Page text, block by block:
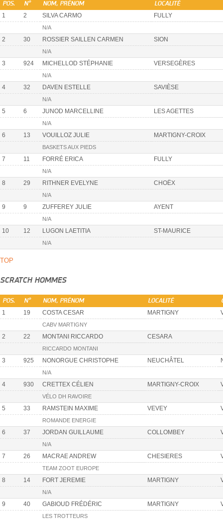
POS. N° NOM, PRÉNOM LOCALITÉ
1 2 SILVA CARMO FULLY
N/A
2 30 ROSSIER SAILLEN CARMEN SION
N/A
3 924 MICHELLOD STÉPHANIE VERSEGÈRES
N/A
4 32 DAVEN ESTELLE SAVIÈSE
N/A
5 6 JUNOD MARCELLINE LES AGETTES
N/A
6 13 VOUILLOZ JULIE MARTIGNY-CROIX
BASKETS AUX PIEDS
7 11 FORRÉ ERICA FULLY
N/A
8 29 RITHNER EVELYNE CHOËX
N/A
9 9 ZUFFEREY JULIE AYENT
N/A
10 12 LUGON LAETITIA ST-MAURICE
N/A
TOP
SCRATCH HOMMES
POS. N° NOM, PRÉNOM LOCALITÉ
1 19 COSTA CESAR MARTIGNY
CABV MARTIGNY
2 22 MONTANI RICCARDO CESARA
RICCARDO MONTANI
3 925 NONORGUE CHRISTOPHE NEUCHÂTEL
N/A
4 930 CRETTEX CÉLIEN MARTIGNY-CROIX
VÉLO DH RAVOIRE
5 33 RAMSTEIN MAXIME VEVEY
ROMANDE ENERGIE
6 37 JORDAN GUILLAUME COLLOMBEY
N/A
7 26 MACRAE ANDREW CHESIERES
TEAM ZOOT EUROPE
8 14 FORT JEREMIE MARTIGNY
N/A
9 40 GABIOUD FRÉDÉRIC MARTIGNY
LES TROTTEURS